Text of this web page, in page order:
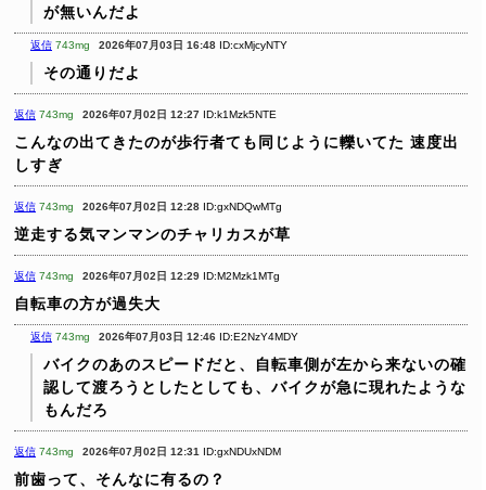
が無いんだよ
返信 743mg 2026年07月03日 16:48 ID:cxMjcyNTY
その通りだよ
返信 743mg 2026年07月02日 12:27 ID:k1Mzk5NTE
こんなの出てきたのが歩行者ても同じように轢いてた 速度出
しすぎ
返信 743mg 2026年07月02日 12:28 ID:gxNDQwMTg
逆走する気マンマンのチャリカスが草
返信 743mg 2026年07月02日 12:29 ID:M2Mzk1MTg
自転車の方が過失大
返信 743mg 2026年07月03日 12:46 ID:E2NzY4MDY
バイクのあのスピードだと、自転車側が左から来ないの確
認して渡ろうとしたとしても、バイクが急に現れたような
もんだろ
返信 743mg 2026年07月02日 12:31 ID:gxNDUxNDM
前歯って、そんなに有るの？